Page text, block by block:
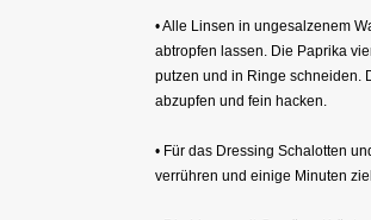
• Alle Linsen in ungesalzenem
abtropfen lassen. Die Paprika
putzen und in Ringe schneiden.
abzupfen und fein hacken.
• Für das Dressing Schalotten
verrühren und einige Minuten